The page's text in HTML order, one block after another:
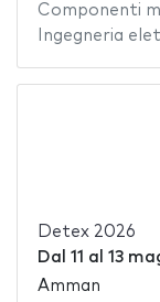
Componenti
Ingegneria
Detex 2026
Dal 11 al 13
Amman